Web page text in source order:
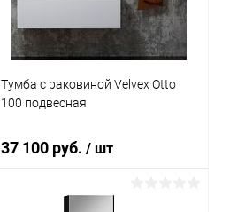
Тумба с раковиной Velvex Otto
100 подвесная
37 100 руб./ шт